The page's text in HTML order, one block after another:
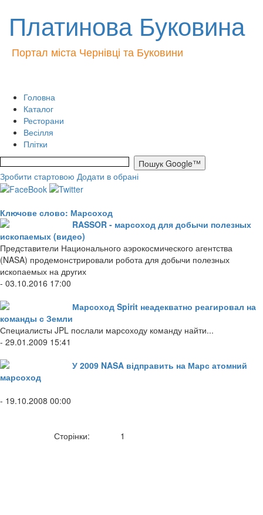
Платинова Буковина
Портал міста Чернівці та Буковини
Головна
Каталог
Ресторани
Весілля
Плітки
Зробити стартовою Додати в обрані
Ключове слово: Марсоход
RASSOR - марсоход для добычи полезных
ископаемых (видео)
Представители Национального аэрокосмического агентства
(NASA) продемонстрировали робота для добычи полезных
ископаемых на других
- 03.10.2016 17:00
Марсоход Spirit неадекватно реагировал на
команды с Земли
Специалисты JPL послали марсоходу команду найти...
- 29.01.2009 15:41
У 2009 NASA відправить на Марс атомний
марсоход
- 19.10.2008 00:00
Сторінки: 1